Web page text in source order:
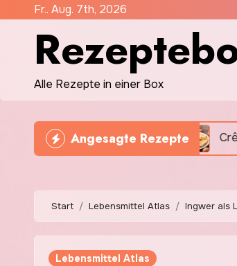
Fr.. Aug. 7th, 2026
Alle Rezepte in einer Box
Angesagte Rezepte
herrlich rustikal Crêpes wie in
Start Lebensmittel Atlas Ingwer als
Lebensmittel Atlas